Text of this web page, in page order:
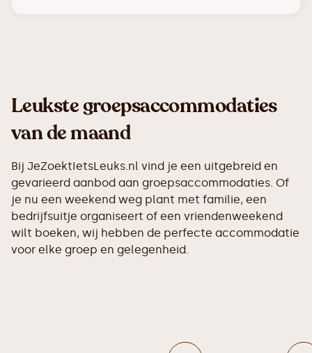
Leukste groepsaccommodaties
van de maand
Bij JeZoektIetsLeuks.nl vind je een uitgebreid en
gevarieerd aanbod aan groepsaccommodaties. Of
je nu een weekend weg plant met familie, een
bedrijfsuitje organiseert of een vriendenweekend
wilt boeken, wij hebben de perfecte accommodatie
voor elke groep en gelegenheid.